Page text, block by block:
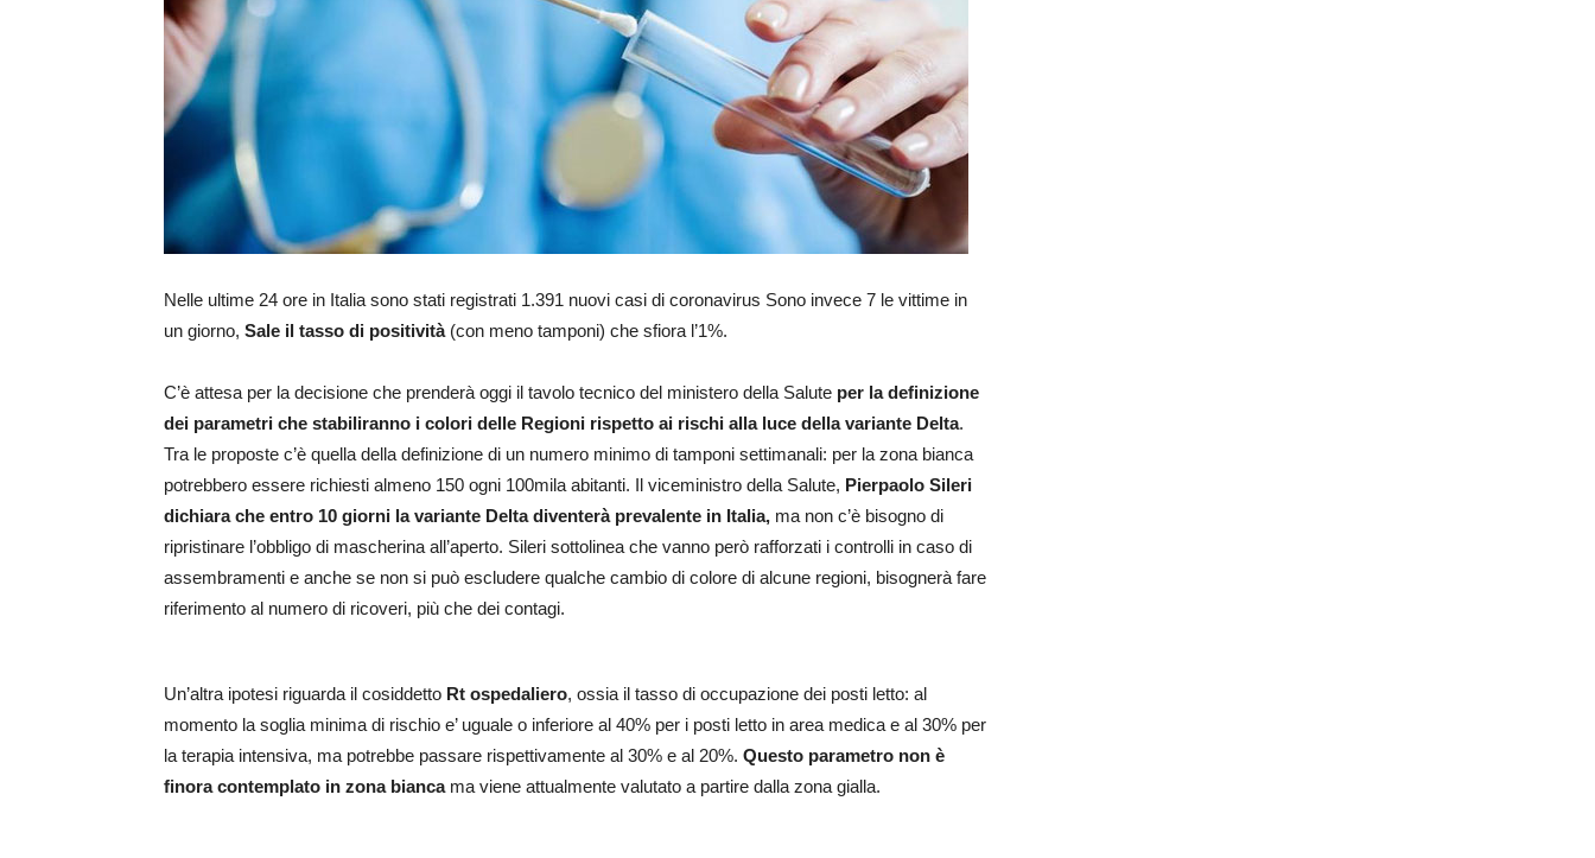
Nelle ultime 24 ore in Italia sono stati registrati 1.391 nuovi casi di coronavirus Sono invece 7 le vittime in
un giorno, Sale il tasso di positività(con meno tamponi) che sfiora l’1%.
C’è attesa per la decisione che prenderà oggi il tavolo tecnico del ministero della Salute per la definizione
dei parametri che stabiliranno i colori delle Regioni rispetto ai rischi alla luce della variante Delta.
Tra le proposte c’è quella della definizione di un numero minimo di tamponi settimanali: per la zona bianca
potrebbero essere richiesti almeno 150 ogni 100mila abitanti. Il viceministro della Salute, Pierpaolo Sileri
dichiara che entro 10 giorni la variante Delta diventerà prevalente in Italia, ma non c’è bisogno di
ripristinare l’obbligo di mascherina all’aperto. Sileri sottolinea che vanno però rafforzati i controlli in caso di
assembramenti e anche se non si può escludere qualche cambio di colore di alcune regioni, bisognerà fare
riferimento al numero di ricoveri, più che dei contagi.
Un’altra ipotesi riguarda il cosiddetto Rt ospedaliero, ossia il tasso di occupazione dei posti letto: al
momento la soglia minima di rischio e’ uguale o inferiore al 40% per i posti letto in area medica e al 30% per
la terapia intensiva, ma potrebbe passare rispettivamente al 30% e al 20%. Questo parametro non è
finora contemplato in zona biancama viene attualmente valutato a partire dalla zona gialla.